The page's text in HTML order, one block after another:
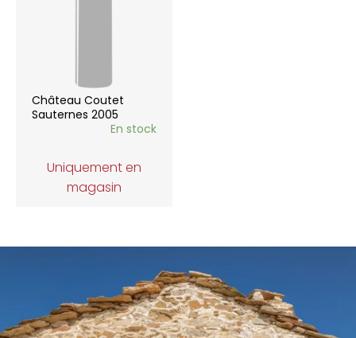
Château Coutet
Sauternes 2005
En stock
Uniquement en
magasin